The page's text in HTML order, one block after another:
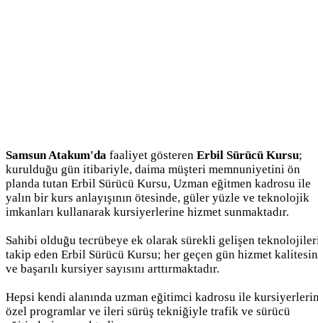
Samsun Atakum'da faaliyet gösteren Erbil Sürücü Kursu;
kurulduğu gün itibariyle, daima müşteri memnuniyetini ön
planda tutan Erbil Sürücü Kursu, Uzman eğitmen kadrosu ile
yalın bir kurs anlayışının ötesinde, güler yüzle ve teknolojik
imkanları kullanarak kursiyerlerine hizmet sunmaktadır.
Sahibi olduğu tecrübeye ek olarak sürekli gelişen
takip eden Erbil Sürücü Kursu; her geçen gün hizmet
ve başarılı kursiyer sayısını arttırmaktadır.
Hepsi kendi alanında uzman eğitimci kadrosu ile
özel programlar ve ileri sürüş tekniğiyle trafik ve sürücü